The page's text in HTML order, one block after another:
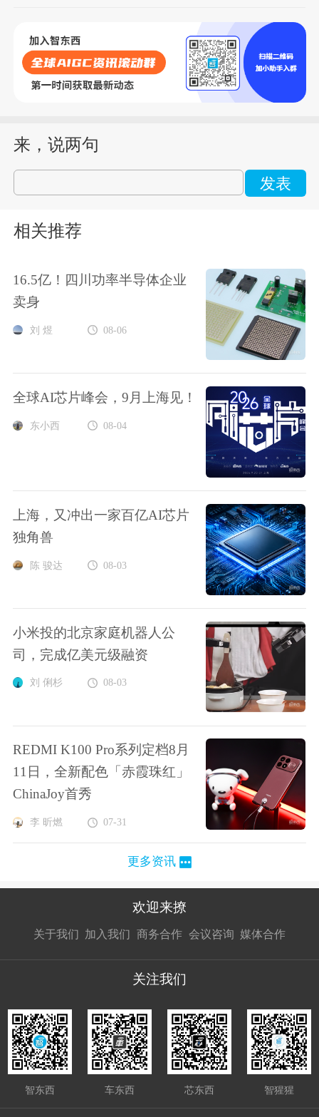
来，说两句
发表
相关推荐
16.5亿！四川功率半导体企业
卖身
刘 煜 08-06
全球AI芯片峰会，9月上海见！
东小西 08-04
上海，又冲出一家百亿AI芯片
独角兽
陈 骏达 08-03
小米投的北京家庭机器人公
司，完成亿美元级融资
刘 俐杉 08-03
REDMI K100 Pro系列定档8月
11日，全新配色「赤霞珠红」
ChinaJoy首秀
李 昕燃 07-31
更多资讯
欢迎来撩
关于我们 加入我们
接扔简历
商务合作
接开聊
会议咨询 媒体合作
接开聊
关注我们
智东西 车东西 芯东西 智猩猩